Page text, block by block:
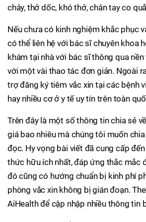
chảy, thở dốc, khó thở, chân tay co
Nếu chưa có kinh nghiệm khắc phục
có thể liên hệ với bác sĩ chuyên khoa
khám tại nhà với bác sĩ thông qua
với một vài thao tác đơn giản. Ngoài
trợ đăng ký tiêm vắc xin tại các bệnh
hay nhiều cơ ở y tế uy tín trên toàn
Trên đây là một số thông tin chia sẻ
giá bao nhiêu mà chúng tôi muốn
đọc. Hy vọng bài viết đã cung cấp
thức hữu ích nhất, đáp ứng thắc mắc
đó cũng có hướng chuẩn bị kinh phí
phòng vắc xin không bị gián đoạn.
AiHealth để cập nhập nhiều thông tin